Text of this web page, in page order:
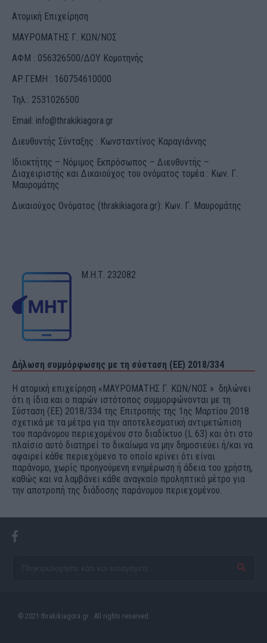
Ατομική Επιχείρηση
ΜΑΥΡΟΜΑΤΗΣ Γ. ΚΩΝ/ΝΟΣ
ΑΦΜ : 056326500/ΔOΥ Κομοτηνής
ΑΡ.ΓΕΜΗ : 160754610000
Τηλ.: 2531026500
Email: info@thrakikiagora.gr
Διευθυντής Σύνταξης : Κωνσταντίνος Καραγιάννης
Ιδιοκτήτης – Νόμιμος Εκπρόσωπος – Διευθυντής –
Διαχειριστής και Δικαιούχος του ονόματος τομέα : Κων. Γ.
Μαυρομάτης
Δικαιούχος Ονόματος (thrakikiagora.gr): Κων. Γ. Μαυρομάτης
Μ.Η.Τ. 232082
Δήλωση συμμόρφωσης με τη σύσταση (ΕΕ) 2018/334
Η ατομική επιχείρηση «ΜΑΥΡΟΜΑΤΗΣ Γ. ΚΩΝ/ΝΟΣ » δηλώνει
ότι η ίδια και ο παρών ιστότοπος συμμορφώνονται με τη
Σύσταση (ΕΕ) 2018/334 της Επιτροπής της 1ης Μαρτίου 2018
σχετικά με τα μέτρα για την αποτελεσματική αντιμετώπιση
του παράνομου περιεχομένου στο διαδίκτυο (L 63) και ότι στο
πλαίσιο αυτό διατηρεί το δικαίωμα να μην δημοσιεύει ή/και να
αφαιρεί κάθε περιεχόμενο το οποίο κρίνει ότι είναι
παράνομο, χωρίς προηγούμενη ενημέρωση ή άδεια του χρήστη,
καθώς και να λαμβάνει κάθε αναγκαίο προληπτικό μέτρο για
την αποτροπή της διάδοσης παράνομου περιεχομένου.
© 2021 thrakikiagora.gr . All rights reserved.